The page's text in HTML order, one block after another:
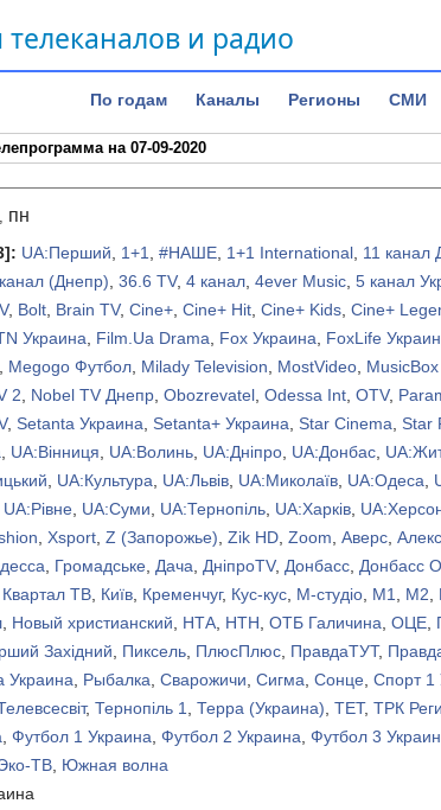
и радио
По годам Каналы Регионы СМИ
на 07-09-2020
, пн
: UA:Перший 1+1 #НАШЕ 1+1 International 11 канал
(Днепр) 36.6 TV, 4 канал 4ever Music 5 канал
, Bolt Brain TV, Cine+ Cine+ Hit Cine+ Kids Cine+
Украина Film.Ua Drama Fox Украина FoxLife
Megogo Футбол Milady Television MostVideo
2 Nobel TV Днепр Obozrevatel Odessa Int OTV,
, Setanta Украина Setanta+ Украина Star Cinema Star
UA:Вінниця UA:Волинь UA:Дніпро UA:Донбас
UA:Культура UA:Львів UA:Миколаїв UA:Одеса
UA:Рівне UA:Суми UA:Тернопіль UA:Харків
Xsport Z (Запорожье) Zik HD Zoom Аверс
Громадське Дача ДніпроTV, Донбасс Донбасс
Квартал ТВ Київ Кременчуг, Кус-кус М-студіо М1 М2
Новый христианский НТА НТН ОТБ Галичина ОЦЕ
Західний Пиксель ПлюсПлюс ПравдаТУТ,
Украина
Рыбалка Сварожичи Сигма Сонце Спорт 1
, Тернопіль 1 Терра (Украина) ТЕТ, ТРК
Футбол 1 Украина Футбол 2 Украина Футбол 3
ТВ Южная волна